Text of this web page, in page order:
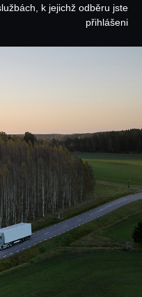
k jejichž odběru jste
přihlášeni